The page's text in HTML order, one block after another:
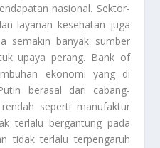
nasional. Sektor-
layanan kesehatan juga
semakin banyak sumber
upaya perang. Bank of
ekonomi yang di
berasal dari cabang-
seperti manufaktur
terlalu bergantung pada
tidak terlalu terpengaruh